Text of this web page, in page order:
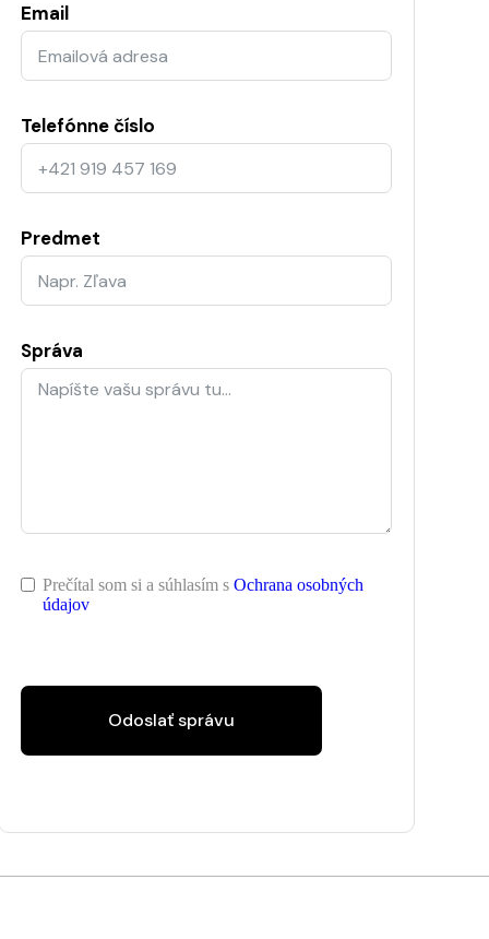
Email
Telefónne číslo
Predmet
Správa
Prečítal som si a súhlasím s Ochrana osobných
údajov
Odoslať správu